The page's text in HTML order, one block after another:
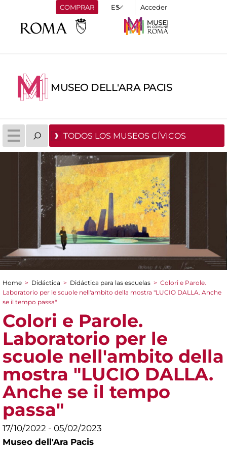
COMPRAR Acceder
MUSEO DELL'ARA PACIS
TODOS LOS MUSEOS CÍVICOS
You are here
Home > Didáctica > Didáctica para las escuelas > Colori e Parole.
Laboratorio per le scuole nell'ambito della mostra "LUCIO DALLA. Anche
se il tempo passa"
Colori e Parole.
Laboratorio per le
scuole nell'ambito della
mostra "LUCIO DALLA.
Anche se il tempo
passa"
17/10/2022 - 05/02/2023
Museo dell'Ara Pacis